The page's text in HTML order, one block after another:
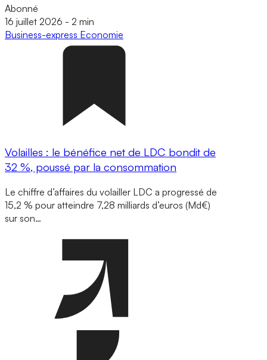
Abonné
16 juillet 2026 - 2 min
Business-express Economie
Volailles : le bénéfice net de LDC bondit de
32 %, poussé par la consommation
Le chiffre d’affaires du volailler LDC a progressé de
15,2 % pour atteindre 7,28 milliards d’euros (Md€)
sur son…